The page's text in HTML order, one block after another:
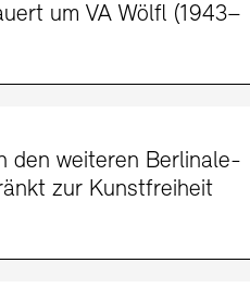
um VA Wölfl (1943–
den weiteren Berlinale-
zur Kunstfreiheit